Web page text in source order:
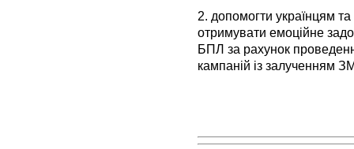
2. допомогти українцям
отримувати емоційне
БПЛ за рахунок
кампаній із залученням